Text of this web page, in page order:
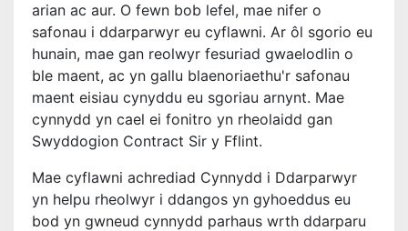
arian ac aur. O fewn bob lefel, mae nifer o
safonau i ddarparwyr eu cyflawni. Ar ôl sgorio eu
hunain, mae gan reolwyr fesuriad gwaelodlin o
ble maent, ac yn gallu blaenoriaethu'r safonau
maent eisiau cynyddu eu sgoriau arnynt. Mae
cynnydd yn cael ei fonitro yn rheolaidd gan
Swyddogion Contract Sir y Fflint.
Mae cyflawni achrediad Cynnydd i Ddarparwyr
yn helpu rheolwyr i ddangos yn gyhoeddus eu
bod yn gwneud cynnydd parhaus wrth ddarparu